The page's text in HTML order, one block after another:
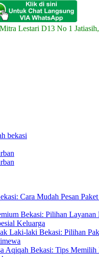
Lestari D13 No 1
bekasi
Cara Mudah Pesan
Bekasi: Pilihan Layanan
Keluarga
Laki-laki Bekasi: Pilihan
Aqiqah Bekasi: Tips Memilih